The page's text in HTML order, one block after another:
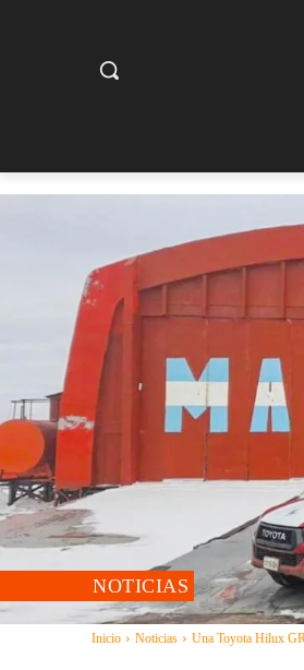
NOTICIAS
Inicio Noticias Una Toyota Hilux